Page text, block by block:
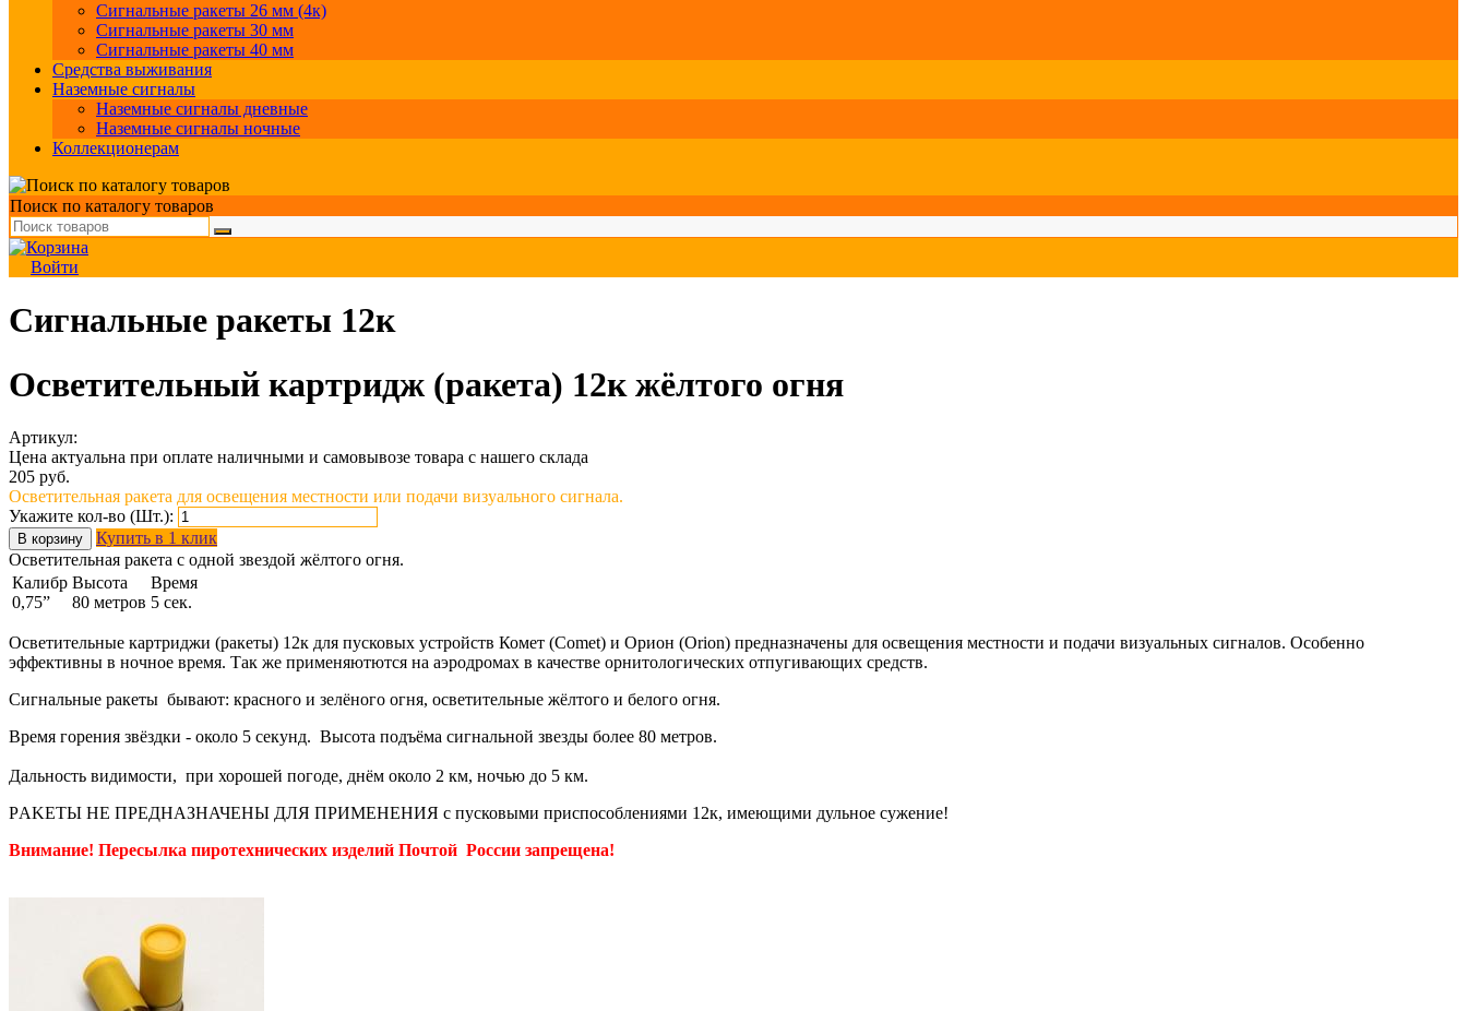
Сигнальные ракеты 26 мм (4к)
Сигнальные ракеты 30 мм
Сигнальные ракеты 40 мм
Средства выживания
Наземные сигналы
Наземные сигналы дневные
Наземные сигналы ночные
Коллекционерам
Поиск по каталогу товаров
Войти
Сигнальные ракеты 12к
Осветительный картридж (ракета) 12к жёлтого огня
Артикул:
Цена актуальна при оплате наличными и самовывозе товара с нашего склада
205 руб.
Осветительная ракета для освещения местности или подачи визуального сигнала.
Укажите кол-во (Шт.):
В корзину
Купить в 1 клик
Осветительная ракета с одной звездой жёлтого огня.
Калибр
0,75”
Высота
80 метров
Время
5 сек.
Осветительные картриджи (ракеты) 12к для пусковых устройств Комет (Comet) и Орион (Orion) предназначены для освещения местности и подачи визуальных сигналов. Особенно
эффективны в ночное время. Так же применяютются на аэродромах в качестве орнитологических отпугивающих средств.
Сигнальные ракеты бывают: красного и зелёного огня, осветительные жёлтого и белого огня.
Время горения звёздки - около 5 секунд. Высота подъёма сигнальной звезды более 80 метров.
Дальность видимости, при хорошей погоде, днём около 2 км, ночью до 5 км.
РAKETЫ НЕ ПРЕДНАЗНАЧЕНЫ ДЛЯ ПРИМЕНЕНИЯ с пусковыми приспособлениями 12к, имеющими дульное сужение!
Внимание! Пересылка пиротехнических изделий Почтой России запрещена!